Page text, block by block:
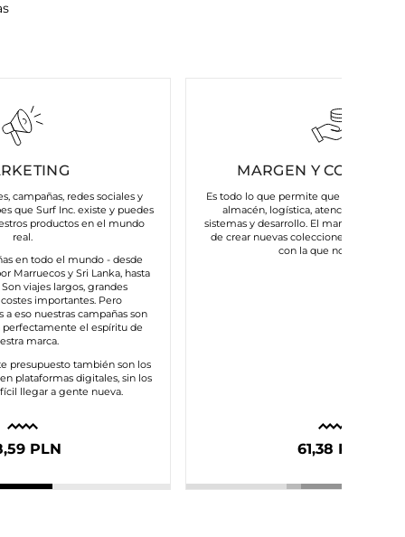
campañas, redes sociales y
que Surf Inc. existe y puedes
productos en el mundo
real.
en todo el mundo - desde
Marruecos y Sri Lanka, hasta
Son viajes largos, grandes
importantes. Pero
a eso nuestras campañas son
perfectamente el espíritu de
marca.
presupuesto también son los
plataformas digitales, sin los
llegar a gente nueva.
PLN
MARGEN Y COSTES
Es todo lo que permite que nuestra
almacén, logística, atención al
sistemas y desarrollo. El margen nos da
de crear nuevas colecciones y
con la que nos asocias.
61,38 PLN